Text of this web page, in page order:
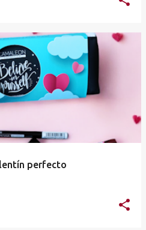
perfecto